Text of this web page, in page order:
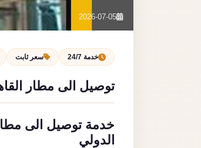
2026-07-05
خدمة 24/7 سعر ثابت
توصيل الى مطار
خدمة توصيل الى
الدولي